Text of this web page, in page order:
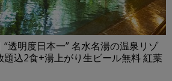
“透明度日本一” 名水名湯の温泉リゾ
題込2食+湯上がり生ビール無料 紅葉